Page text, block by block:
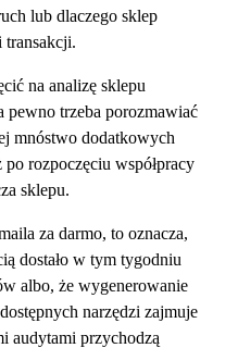
lub dlaczego sklep
transakcji.
na analizę sklepu
pewno trzeba porozmawiać
mnóstwo dodatkowych
rozpoczęciu współpracy
sklepu.
za darmo, to oznacza,
dostało w tym tygodniu
albo, że wygenerowanie
narzędzi zajmuje
audytami przychodzą